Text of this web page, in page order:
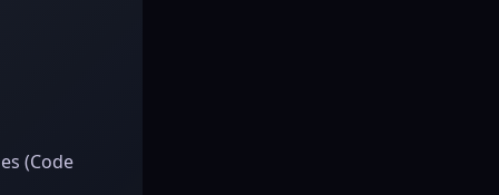
(Code